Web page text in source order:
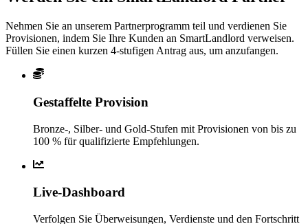
Nehmen Sie an unserem Partnerprogramm teil und verdienen Sie
Provisionen, indem Sie Ihre Kunden an SmartLandlord verweisen.
Füllen Sie einen kurzen 4-stufigen Antrag aus, um anzufangen.
Gestaffelte Provision
Bronze-, Silber- und Gold-Stufen mit Provisionen von bis zu
100 % für qualifizierte Empfehlungen.
Live-Dashboard
Verfolgen Sie Überweisungen, Verdienste und den Fortschritt